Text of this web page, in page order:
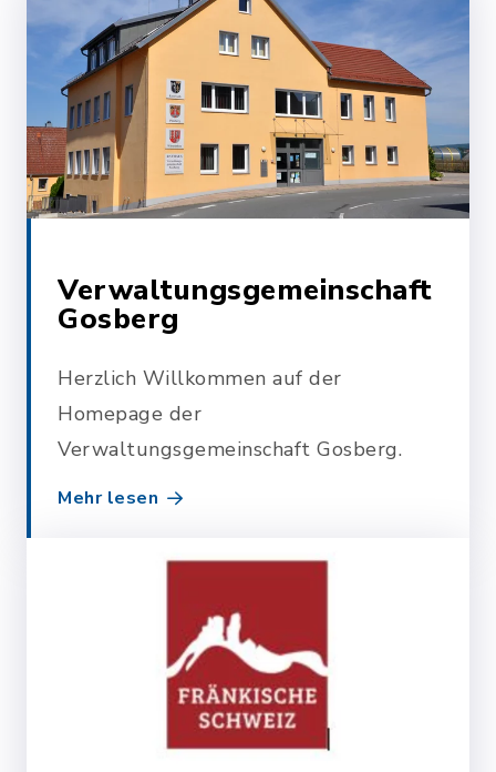
Verwaltungsgemeinschaft
Gosberg
Herzlich Willkommen auf der
Homepage der
Verwaltungsgemeinschaft Gosberg.
Mehr lesen